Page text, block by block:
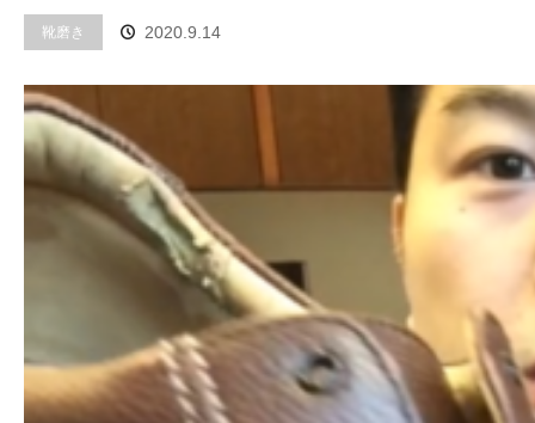
靴磨き 2020.9.14